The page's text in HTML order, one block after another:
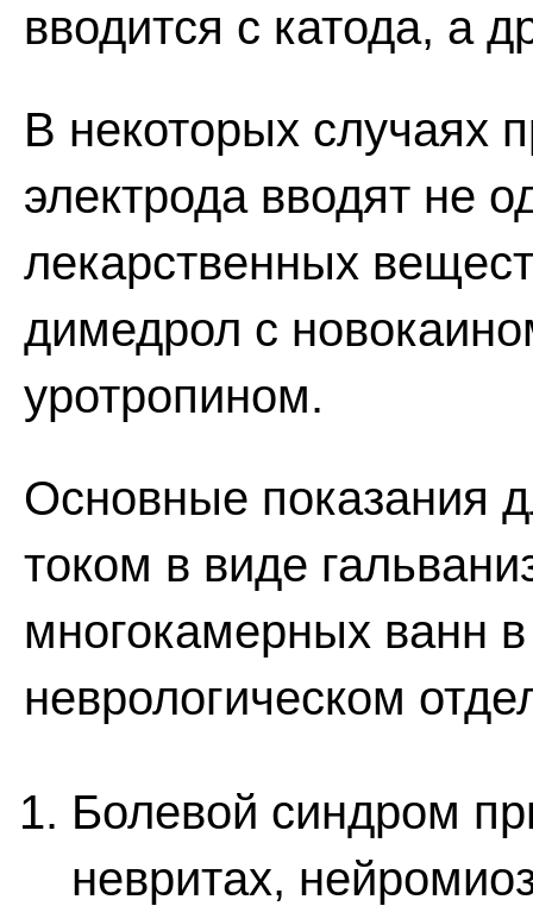
вводится с катода, а
В некоторых случаях
электрода вводят не
лекарственных
димедрол с
уротропином.
Основные показания
током в виде
многокамерных ванн
неврологическом
Болевой синдром
невритах,